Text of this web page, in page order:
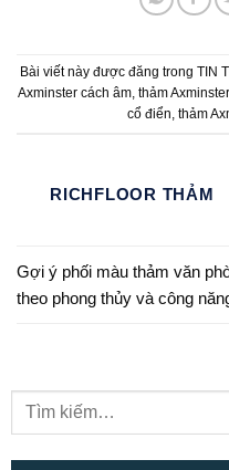
Bài viết này được đăng trong TIN
Axminster cách âm thảm
cổ điển thảm
RICHFLOOR THẢM
Gợi ý phối màu thảm văn
theo phong thủy và công